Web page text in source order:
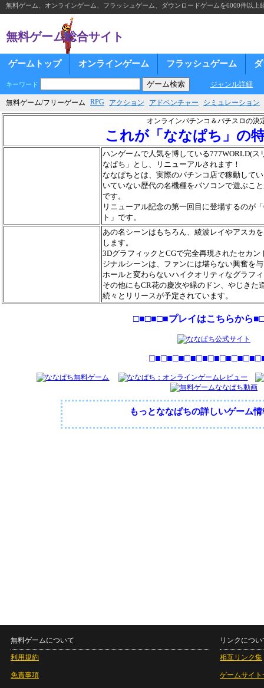
無料ゲーム、オンラインゲーム、フラッシュゲーム、ダウンロードゲームを6000件以上
無料ゲーム総合サイト
ゲームトップ オンラインゲーム フラッシュゲーム
キーワード ジャンル詳細
無料ゲーム/フリーゲーム RPG アクション アドベンチャー シミュレーション
オンラインパチンコ＆パチスロの決
これが「ななぱち」の
ハンゲームで人気を博している777WORLD(
なぱち」とし、リニューアルされます！
ななぱちとは、実際のパチンコ店で稼動して
いていない歴代の名機種をパソコンで遊ぶこ
です。
リニューアル記念の第一回目に登場するのが
ト」です。
あの名シーンはもちろん、綾波レイやアスカ
します。
3DグラフィックとCGで完全再現されたセカ
ジナルシーンは、ファンには堪らない興奮を
ホールと変わらないハイクオリティなグラフ
その他にもCR花の慶次や緑のドン、やじき
続々とリリースが予定されています。
□■□■□■プレイはこちらから
もっとななぱちの詳しいゲーム
無料ゲームについて
利用規約
免責事項
リンクについ
相互リンク集
ゲームサイト